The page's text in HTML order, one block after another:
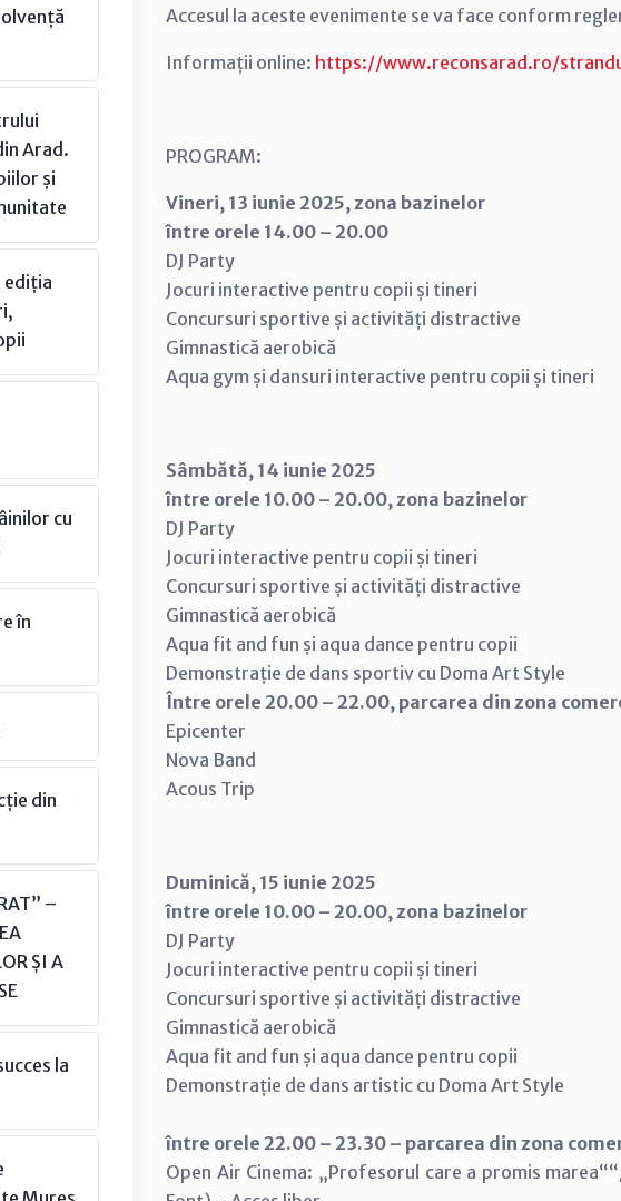
Arad.
și
ediția
cu
în
din
–
ȘI A
la
Accesul la aceste evenimente se va face conform
Informații online: https://www.reconsarad.ro/
PROGRAM:
Vineri, 13 iunie 2025, zona bazinelor
între orele 14.00 – 20.00
DJ Party
Jocuri interactive pentru copii și tineri
Concursuri sportive și activități distractive
Gimnastică aerobică
Aqua gym și dansuri interactive pentru copii și tineri
Sâmbătă, 14 iunie 2025
între orele 10.00 – 20.00, zona bazinelor
DJ Party
Jocuri interactive pentru copii și tineri
Concursuri sportive și activități distractive
Gimnastică aerobică
Aqua fit and fun și aqua dance pentru copii
Demonstrație de dans sportiv cu Doma Art Style
Între orele 20.00 – 22.00, parcarea din zona
Epicenter
Nova Band
Acous Trip
Duminică, 15 iunie 2025
între orele 10.00 – 20.00, zona bazinelor
DJ Party
Jocuri interactive pentru copii și tineri
Concursuri sportive și activități distractive
Gimnastică aerobică
Aqua fit and fun și aqua dance pentru copii
Demonstrație de dans artistic cu Doma Art Style
între orele 22.00 – 23.30 – parcarea din zona
Open Air Cinema: „Profesorul care a promis